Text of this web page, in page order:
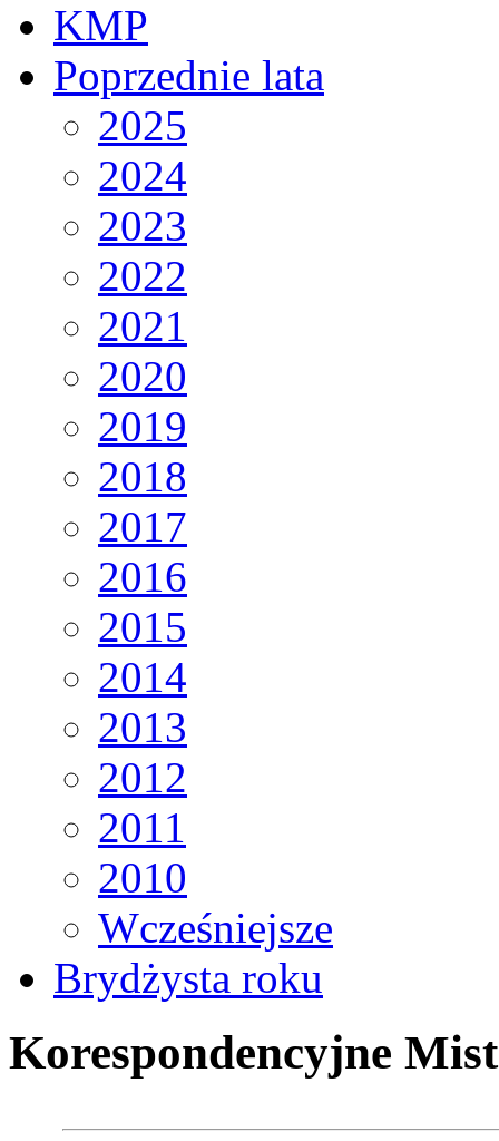
KMP
Poprzednie lata
2025
2024
2023
2022
2021
2020
2019
2018
2017
2016
2015
2014
2013
2012
2011
2010
Wcześniejsze
Brydżysta roku
Korespondencyjne